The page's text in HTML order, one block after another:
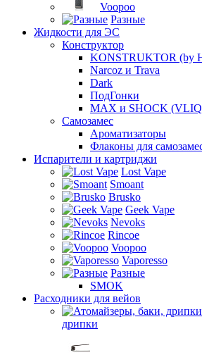
Voopoo
Разные
Жидкости для ЭС
Конструктор
KONSTRUKTOR (by
Narcoz и Trava
Dark
ПодГонки
MAX и SHOCK
Самозамес
Ароматизаторы
Флаконы для
Испарители и картриджи
Lost Vape
Smoant
Brusko
Geek Vape
Nevoks
Rincoe
Voopoo
Vaporesso
Разные
SMOK
Расходники для вейов
дрипки